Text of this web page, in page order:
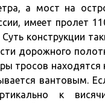
а мост на
имеет пролет
конструкции
дорожного
тросов находятся
вантовым.
к